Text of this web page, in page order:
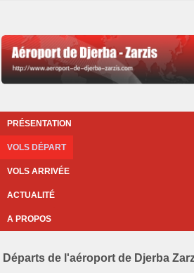
PRÉSENTATION
VOLS DÉPART
VOLS ARRIVÉE
ACTUALITÉ
A PROPOS
Départs de l'aéroport de Djerba